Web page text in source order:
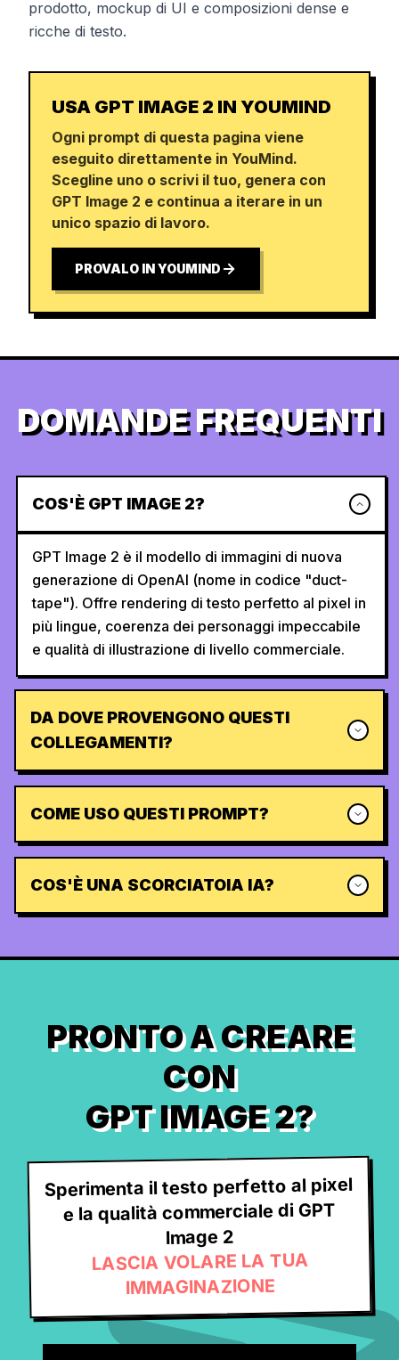
prodotto, mockup di UI e composizioni dense e
ricche di testo.
USA GPT IMAGE 2 IN YOUMIND
Ogni prompt di questa pagina viene
eseguito direttamente in YouMind.
Scegline uno o scrivi il tuo, genera con
GPT Image 2 e continua a iterare in un
unico spazio di lavoro.
PROVALO IN YOUMIND
DOMANDE FREQUENTI
COS'È GPT IMAGE 2?
GPT Image 2 è il modello di immagini di nuova
generazione di OpenAI (nome in codice "duct-
tape"). Offre rendering di testo perfetto al pixel in
più lingue, coerenza dei personaggi impeccabile
e qualità di illustrazione di livello commerciale.
DA DOVE PROVENGONO QUESTI
COLLEGAMENTI?
COME USO QUESTI PROMPT?
COS'È UNA SCORCIATOIA IA?
PRONTO A CREARE
CON
GPT IMAGE 2?
Sperimenta il testo perfetto al pixel
e la qualità commerciale di GPT
Image 2
LASCIA VOLARE LA TUA
IMMAGINAZIONE